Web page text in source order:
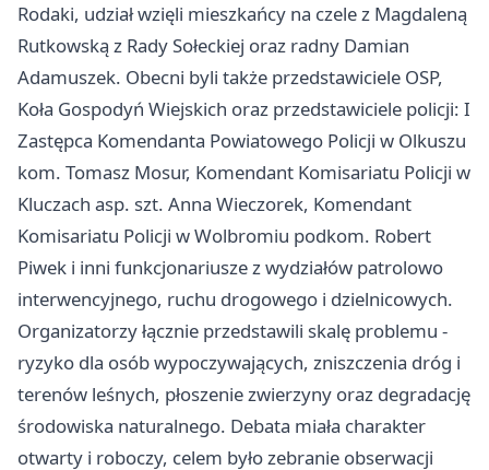
Rodaki, udział wzięli mieszkańcy na czele z Magdaleną
Rutkowską z Rady Sołeckiej oraz radny Damian
Adamuszek. Obecni byli także przedstawiciele OSP,
Koła Gospodyń Wiejskich oraz przedstawiciele policji: I
Zastępca Komendanta Powiatowego Policji w Olkuszu
kom. Tomasz Mosur, Komendant Komisariatu Policji w
Kluczach asp. szt. Anna Wieczorek, Komendant
Komisariatu Policji w Wolbromiu podkom. Robert
Piwek i inni funkcjonariusze z wydziałów patrolowo
interwencyjnego, ruchu drogowego i dzielnicowych.
Organizatorzy łącznie przedstawili skalę problemu -
ryzyko dla osób wypoczywających, zniszczenia dróg i
terenów leśnych, płoszenie zwierzyny oraz degradację
środowiska naturalnego. Debata miała charakter
otwarty i roboczy, celem było zebranie obserwacji